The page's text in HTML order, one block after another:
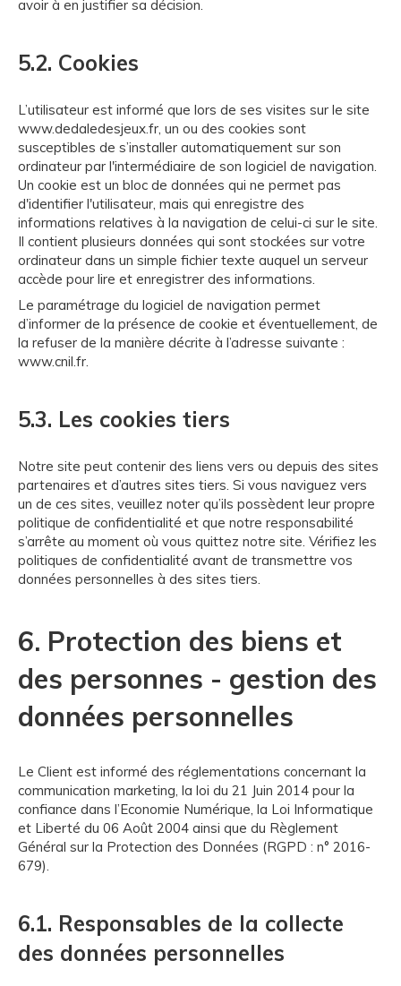
avoir à en justifier sa décision.
5.2. Cookies
L’utilisateur est informé que lors de ses visites sur le site
www.dedaledesjeux.fr, un ou des cookies sont
susceptibles de s’installer automatiquement sur son
ordinateur par l'intermédiaire de son logiciel de navigation.
Un cookie est un bloc de données qui ne permet pas
d'identifier l'utilisateur, mais qui enregistre des
informations relatives à la navigation de celui-ci sur le site.
Il contient plusieurs données qui sont stockées sur votre
ordinateur dans un simple fichier texte auquel un serveur
accède pour lire et enregistrer des informations.
Le paramétrage du logiciel de navigation permet
d’informer de la présence de cookie et éventuellement, de
la refuser de la manière décrite à l’adresse suivante :
www.cnil.fr.
5.3. Les cookies tiers
Notre site peut contenir des liens vers ou depuis des sites
partenaires et d’autres sites tiers. Si vous naviguez vers
un de ces sites, veuillez noter qu’ils possèdent leur propre
politique de confidentialité et que notre responsabilité
s’arrête au moment où vous quittez notre site. Vérifiez les
politiques de confidentialité avant de transmettre vos
données personnelles à des sites tiers.
6. Protection des biens et
des personnes - gestion des
données personnelles
Le Client est informé des réglementations concernant la
communication marketing, la loi du 21 Juin 2014 pour la
confiance dans l’Economie Numérique, la Loi Informatique
et Liberté du 06 Août 2004 ainsi que du Règlement
Général sur la Protection des Données (RGPD : n° 2016-
679).
6.1. Responsables de la collecte
des données personnelles